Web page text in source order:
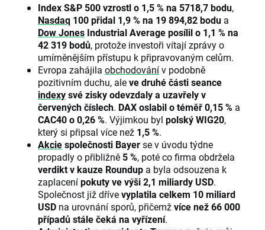
Index S&P 500 vzrostl o 1,5 % na 5718,7 bodu,
Nasdaq 100 přidal 1,9 % na 19 894,82 bodu a
Dow Jones Industrial Average posílil o 1,1 % na
42 319 bodů, protože investoři vítají zprávy o
umírněnějším přístupu k připravovaným celům.
Evropa zahájila obchodovánív podobně
pozitivním duchu, aleve druhé části seance
indexysvé zisky odevzdaly a uzavřely v
červených číslech. DAX oslabil o téměř 0,15 % a
CAC40 o 0,26 %. Výjimkou byl polský WIG20,
který si připsal více než 1,5 %.
Akciespolečnosti Bayerse v úvodu týdne
propadly o přibližně 5 %, poté co firma obdržela
verdikt v kauze Roundup a byla odsouzena k
zaplacenípokuty ve výši 2,1 miliardy USD.
Společnost již dřívevyplatila celkem 10 miliard
USD na urovnání sporů, přičemžvíce než 66 000
případů stále čeká na vyřízení.